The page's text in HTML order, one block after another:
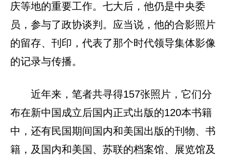
庆等地的重要工作。七大后，他仍是中央委
员，参与了政协谈判。应当说，他的合影照片
的留存、刊印，代表了那个时代领导集体影像
的记录与传播。
近年来，笔者共寻得157张照片，它们分
布在新中国成立后国内正式出版的120本书籍
中，还有民国期间国内和美国出版的刊物、书
籍，及国内和美国、苏联的档案馆、展览馆及